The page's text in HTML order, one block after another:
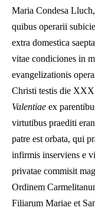
Maria Condesa
quibus operarii
extra domestica
vitae condiciones in
evangelizationis
Christi testis die
Valentiae ex
virtutibus praediti
patre est orbata, qui
infirmis inserviens e
privatae commisit
Ordinem
Filiarum Mariae et